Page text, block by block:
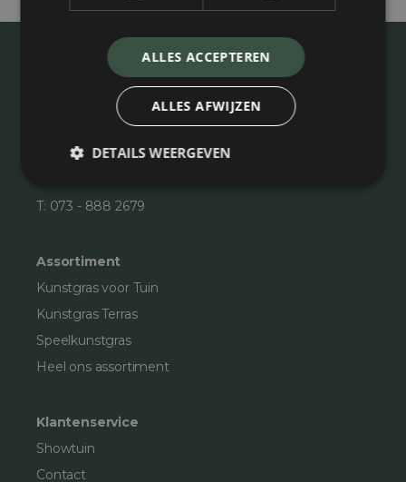
Tip Top Kunstgras
De Steegen 8D
KvK: 93367384
T: 073 - 888 2679
Assortiment
Kunstgras voor Tuin
Kunstgras Terras
Speelkunstgras
Heel ons assortiment
Klantenservice
Showtuin
Contact
ALLES ACCEPTEREN
ALLES AFWIJZEN
DETAILS WEERGEVEN